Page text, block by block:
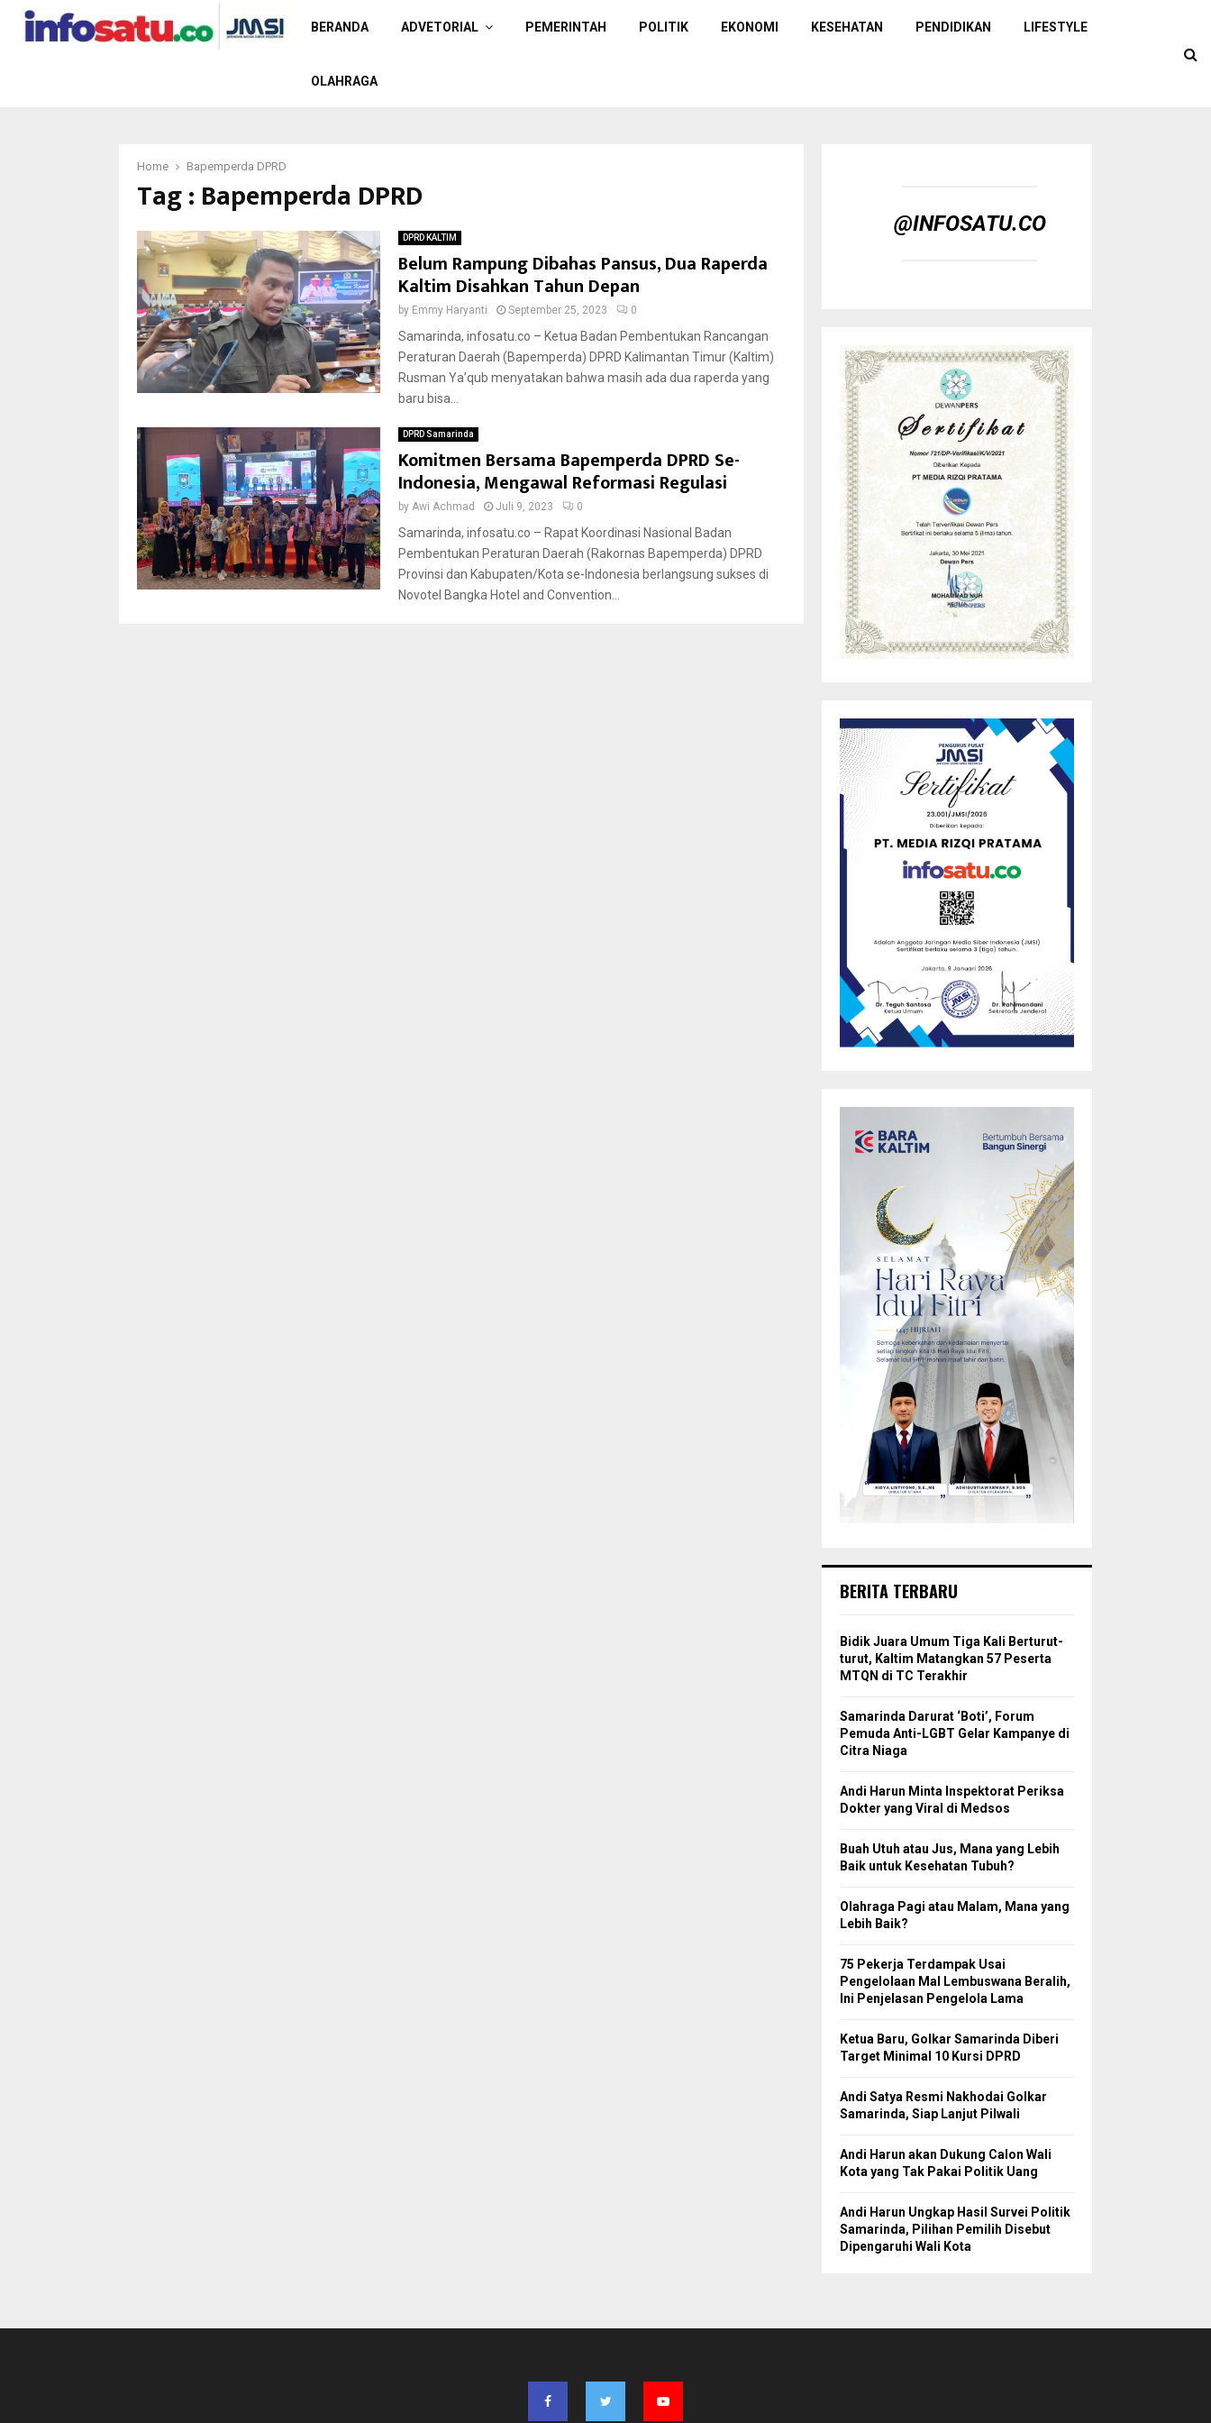
BERANDA ADVETORIAL PEMERINTAH POLITIK EKONOMI KESEHATAN PENDIDIKAN LIFESTYLE
OLAHRAGA
Home Bapemperda DPRD
Tag : Bapemperda DPRD
DPRD KALTIM
Belum Rampung Dibahas Pansus, Dua Raperda
Kaltim Disahkan Tahun Depan
by Emmy Haryanti September 25, 2023 0
Samarinda, infosatu.co – Ketua Badan Pembentukan Rancangan
Peraturan Daerah (Bapemperda) DPRD Kalimantan Timur (Kaltim)
Rusman Ya’qub menyatakan bahwa masih ada dua raperda yang
baru bisa...
DPRD Samarinda
Komitmen Bersama Bapemperda DPRD Se-
Indonesia, Mengawal Reformasi Regulasi
by Awi Achmad Juli 9, 2023 0
Samarinda, infosatu.co – Rapat Koordinasi Nasional Badan
Pembentukan Peraturan Daerah (Rakornas Bapemperda) DPRD
Provinsi dan Kabupaten/Kota se-Indonesia berlangsung sukses di
Novotel Bangka Hotel and Convention...
@INFOSATU.CO
BERITA TERBARU
Bidik Juara Umum Tiga Kali Berturut-
turut, Kaltim Matangkan 57 Peserta
MTQN di TC Terakhir
Samarinda Darurat ‘Boti’, Forum
Pemuda Anti-LGBT Gelar Kampanye di
Citra Niaga
Andi Harun Minta Inspektorat Periksa
Dokter yang Viral di Medsos
Buah Utuh atau Jus, Mana yang Lebih
Baik untuk Kesehatan Tubuh?
Olahraga Pagi atau Malam, Mana yang
Lebih Baik?
75 Pekerja Terdampak Usai
Pengelolaan Mal Lembuswana Beralih,
Ini Penjelasan Pengelola Lama
Ketua Baru, Golkar Samarinda Diberi
Target Minimal 10 Kursi DPRD
Andi Satya Resmi Nakhodai Golkar
Samarinda, Siap Lanjut Pilwali
Andi Harun akan Dukung Calon Wali
Kota yang Tak Pakai Politik Uang
Andi Harun Ungkap Hasil Survei Politik
Samarinda, Pilihan Pemilih Disebut
Dipengaruhi Wali Kota